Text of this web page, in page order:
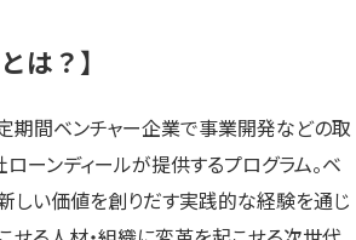
は？】
期間ベンチャー企業で事業開発などの取
ーンディールが提供するプログラム。ベ
しい価値を創りだす実践的な経験を通じ